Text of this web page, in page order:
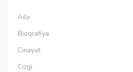
Ailə
Bioqrafiya
Cinayət
Cizgi